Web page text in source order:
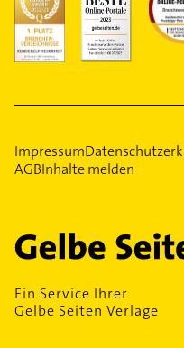
Impressum
AGBInhalte melden
Ein Service Ihrer
Gelbe Seiten Verlage